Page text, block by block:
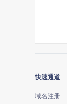
快速通道
域名注册